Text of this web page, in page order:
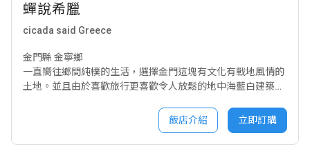
蟬說希臘
cicada said Greece
金門縣 金寧鄉
一直嚮往鄉間純樸的生活，選擇金門這塊有文化有戰地風情的
土地。並且由於喜歡旅行更喜歡令人放鬆的地中海藍白建築，
聲四起，並對照地中海建築。彷彿彼此在訴說著希臘般的美景
故事，因此取名蟬說希臘。希望往返中央公路的旅客都能將此
做為休息站，累了疲了都能進來喝杯咖啡聊聊彼此的故事，就
飯店介紹 立即訂購